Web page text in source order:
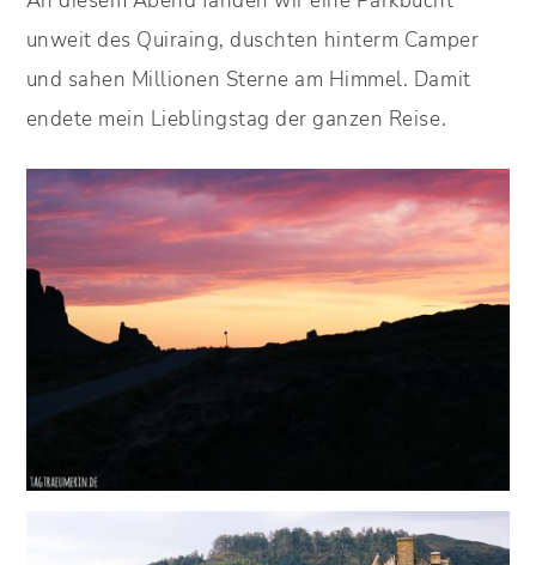
unweit des Quiraing, duschten hinterm Camper
und sahen Millionen Sterne am Himmel. Damit
endete mein Lieblingstag der ganzen Reise.